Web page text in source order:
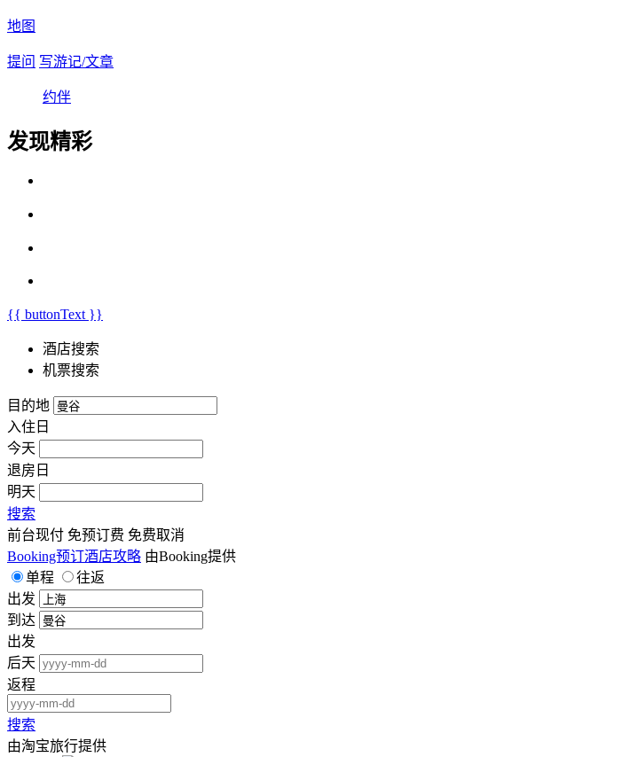
地图
提问 写游记/文章
约伴
发现精彩
{{ buttonText }}
酒店搜索
机票搜索
目的地
入住日
今天
退房日
明天
搜索
前台现付 免预订费 免费取消
Booking预订酒店攻略 由Booking提供
单程
往返
出发
到达
出发
后天
返程
搜索
由淘宝旅行提供